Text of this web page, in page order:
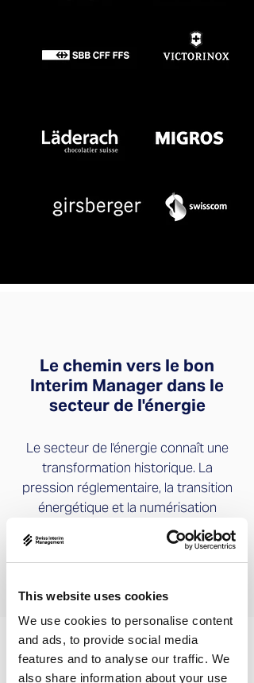
This website uses cookies
We use cookies to personalise content
and ads, to provide social media
features and to analyse our traffic. We
also share information about your use
Le chemin vers le bon
Interim Manager dans le
secteur de l'énergie
Le secteur de l'énergie connaît une
transformation historique. La
pression réglementaire, la transition
énergétique et la numérisation
exigent des dirigeants ayant une
connaissance approfondie du
secteur et capables de livrer